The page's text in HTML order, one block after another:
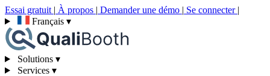
Essai gratuit | À propos | Demander une démo | Se connecter |
Français ▾
Solutions ▾
Services ▾